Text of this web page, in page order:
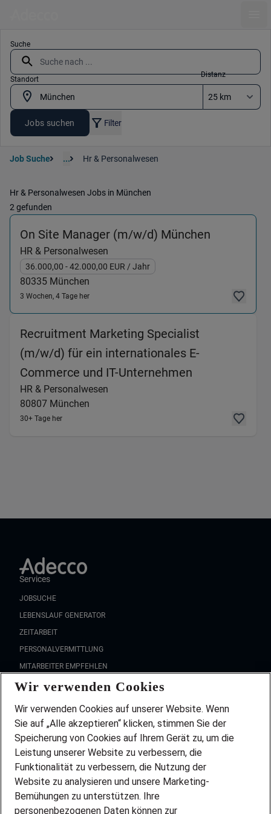
Suche
Standort
Distanz
Jobs suchen Filter
Job Suche ... Hr & Personalwesen
Hr & Personalwesen Jobs in München
2 gefunden
On Site Manager (m/w/d) München
HR & Personalwesen
36.000,00 - 42.000,00 EUR / Jahr
80335 München
3 Wochen, 4 Tage her
Recruitment Marketing Specialist
(m/w/d) für ein internationales E-
Commerce und IT-Unternehmen
HR & Personalwesen
80807 München
30+ Tage her
Services
JOBSUCHE
LEBENSLAUF GENERATOR
ZEITARBEIT
PERSONALVERMITTLUNG
MITARBEITER EMPFEHLEN
FAQ
Wir stellen ein!
DEINE BERUFSGRUPPE
DEINE LEBENSSITUATION
PARTNERSHIP WITH AIRBUS
INITIATIV BEWERBEN
ÜBER UNS
Wir verwenden Cookies
Wir verwenden Cookies auf unserer Website. Wenn
Sie auf „Alle akzeptieren“ klicken, stimmen Sie der
Speicherung von Cookies auf Ihrem Gerät zu, um die
Leistung unserer Website zu verbessern, die
Funktionalität zu verbessern, die Nutzung der
Website zu analysieren und unsere Marketing-
Bemühungen zu unterstützen. Ihre
personenbezogenen Daten können zur